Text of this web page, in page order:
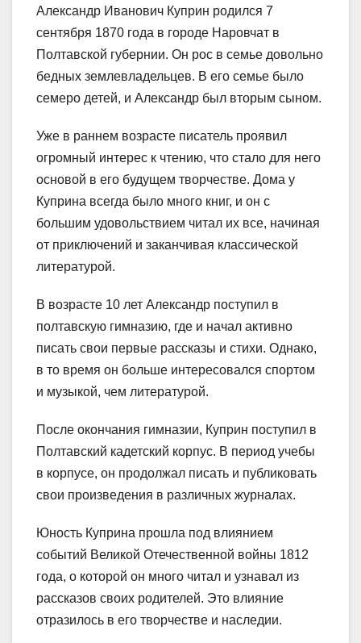
Александр Иванович Куприн родился 7
сентября 1870 года в городе Наровчат в
Полтавской губернии. Он рос в семье довольно
бедных землевладельцев. В его семье было
семеро детей, и Александр был вторым сыном.
Уже в раннем возрасте писатель проявил
огромный интерес к чтению, что стало для него
основой в его будущем творчестве. Дома у
Куприна всегда было много книг, и он с
большим удовольствием читал их все, начиная
от приключений и заканчивая классической
литературой.
В возрасте 10 лет Александр поступил в
полтавскую гимназию, где и начал активно
писать свои первые рассказы и стихи. Однако,
в то время он больше интересовался спортом
и музыкой, чем литературой.
После окончания гимназии, Куприн поступил в
Полтавский кадетский корпус. В период учебы
в корпусе, он продолжал писать и публиковать
свои произведения в различных журналах.
Юность Куприна прошла под влиянием
событий Великой Отечественной войны 1812
года, о которой он много читал и узнавал из
рассказов своих родителей. Это влияние
отразилось в его творчестве и наследии.